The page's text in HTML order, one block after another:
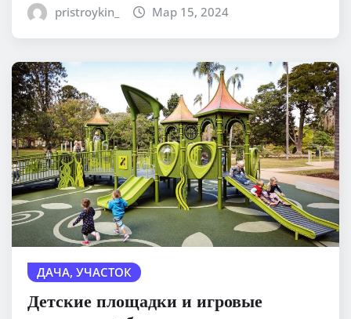
pristroykin_ Мар 15, 2024
ДАЧА, УЧАСТОК
Детские площадки и игровые